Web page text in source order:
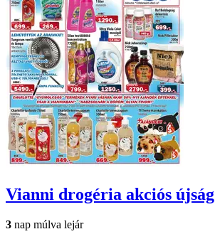
Vianni drogéria akciós újság
3 nap múlva lejár